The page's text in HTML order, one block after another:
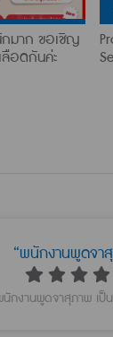
กมาก ขอเชิญ
อดกันค่ะ
“พนักงานพูดจา
นักงานพูดจาสุภาพ เป็